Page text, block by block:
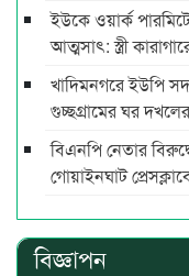
ইউকে ওয়ার্ক
আত্মসাৎ: স্ত্রী
খাদিমনগরে ইউপি
গুচ্ছগ্রামের ঘর
বিএনপি নেতার
গোয়াইনঘাট
বিজ্ঞাপন